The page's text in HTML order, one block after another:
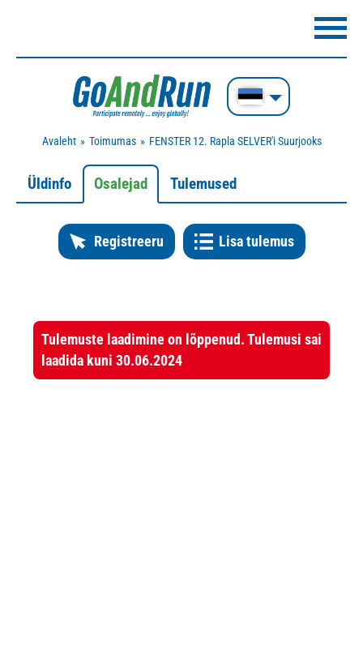
Avaleht Toimumas FENSTER 12. Rapla SELVER'i Suurjooks
Üldinfo Osalejad Tulemused
Registreeru Lisa tulemus